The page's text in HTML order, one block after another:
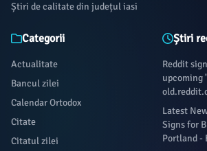
Știri de calitate din județul iasi
Categorii
Actualitate
Bancul zilei
Calendar Ortodox
Citate
Citatul zilei
Știri
Reddit
upcoming
Latest
Signs for
Portland -